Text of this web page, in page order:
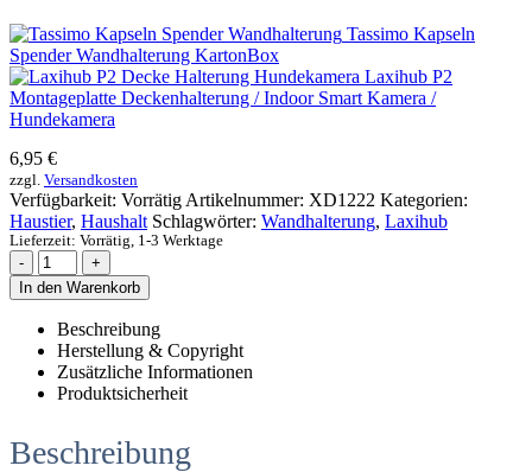
Tassimo Kapseln
Spender Wandhalterung KartonBox
Laxihub P2
Montageplatte Deckenhalterung / Indoor Smart Kamera /
Hundekamera
6,95 €
zzgl. Versandkosten
Verfügbarkeit: Vorrätig Artikelnummer: XD1222 Kategorien:
Haustier, Haushalt Schlagwörter: Wandhalterung, Laxihub
Lieferzeit: Vorrätig, 1-3 Werktage
-
+
In den Warenkorb
Beschreibung
Herstellung & Copyright
Zusätzliche Informationen
Produktsicherheit
Beschreibung